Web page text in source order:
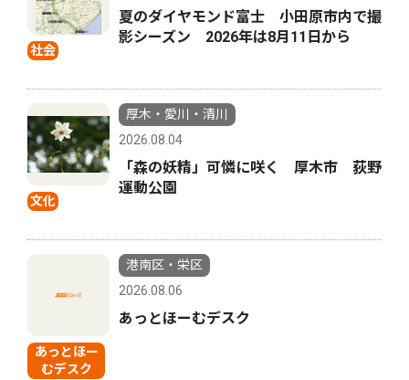
社会
夏のダイヤモンド富士 小田原市内で撮
影シーズン 2026年は8月11日から
文化
厚木・愛川・清川
2026.08.04
「森の妖精」可憐に咲く 厚木市 荻野
運動公園
あっとほー
むデスク
港南区・栄区
2026.08.06
あっとほーむデスク